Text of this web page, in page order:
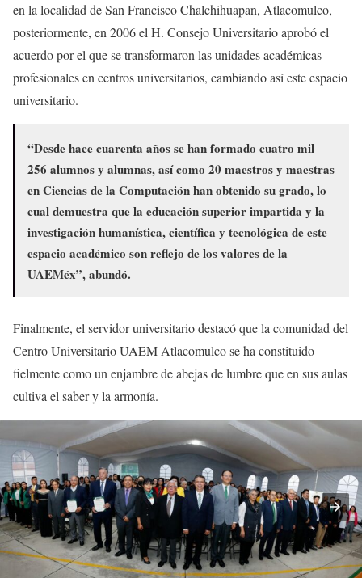
en la localidad de San Francisco Chalchihuapan, Atlacomulco,
posteriormente, en 2006 el H. Consejo Universitario aprobó el
acuerdo por el que se transformaron las unidades académicas
profesionales en centros universitarios, cambiando así este espacio
universitario.
“Desde hace cuarenta años se han formado cuatro mil
256 alumnos y alumnas, así como 20 maestros y maestras
en Ciencias de la Computación han obtenido su grado, lo
cual demuestra que la educación superior impartida y la
investigación humanística, científica y tecnológica de este
espacio académico son reflejo de los valores de la
UAEMéx”, abundó.
Finalmente, el servidor universitario destacó que la comunidad del
Centro Universitario UAEM Atlacomulco se ha constituido
fielmente como un enjambre de abejas de lumbre que en sus aulas
cultiva el saber y la armonía.